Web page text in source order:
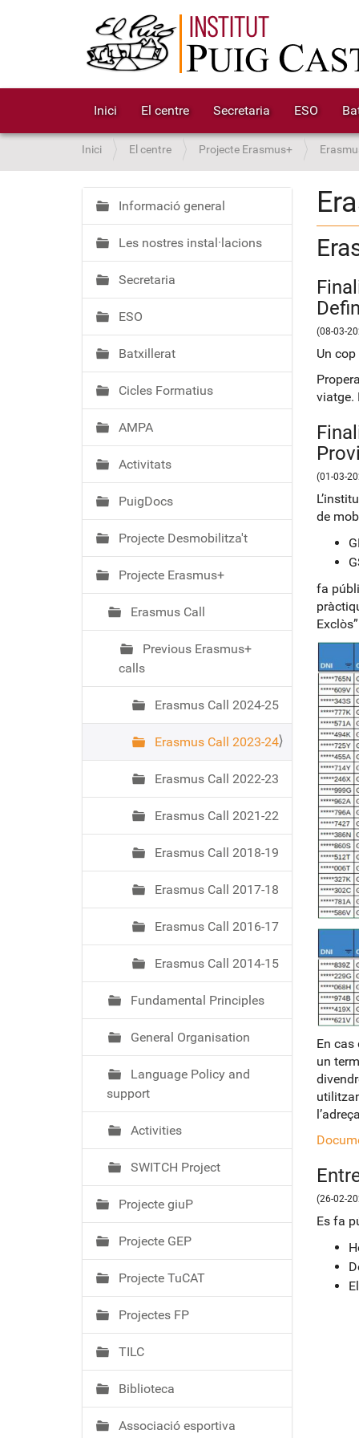
Inici El centre Secretaria ESO
S
o
u
:
Inici El centre Projecte Erasmus+
(08-03-
Un
viatge.
(01-03-
de
fa
Exclòs”
En
un
l’adreça
(26-02-
Es fa
N
a
v
e
g
a
c
ó
Informació general
Les nostres instal·lacions
Secretaria
ESO
Batxillerat
Cicles Formatius
AMPA
Activitats
PuigDocs
Projecte Desmobilitza't
Projecte Erasmus+
Erasmus Call
Previous Erasmus+
calls
Erasmus Call 2024-25
Erasmus Call 2023-24
Erasmus Call 2022-23
Erasmus Call 2021-22
Erasmus Call 2018-19
Erasmus Call 2017-18
Erasmus Call 2016-17
Erasmus Call 2014-15
Fundamental Principles
General Organisation
Language Policy and
support
Activities
SWITCH Project
Projecte giuP
Projecte GEP
Projecte TuCAT
Projectes FP
TILC
Biblioteca
Associació esportiva